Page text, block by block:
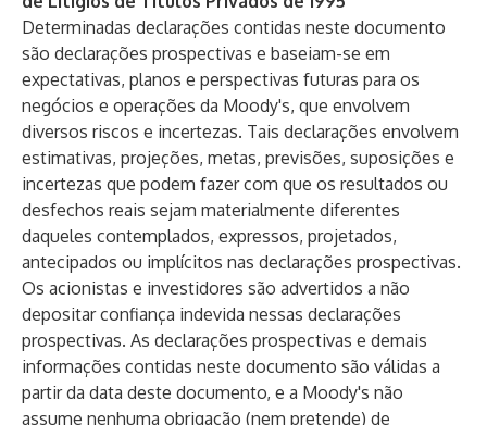
Determinadas declarações contidas neste documento
são declarações prospectivas e baseiam-se em
expectativas, planos e perspectivas futuras para os
negócios e operações da Moody's, que envolvem
diversos riscos e incertezas. Tais declarações envolvem
estimativas, projeções, metas, previsões, suposições e
incertezas que podem fazer com que os resultados ou
desfechos reais sejam materialmente diferentes
daqueles contemplados, expressos, projetados,
antecipados ou implícitos nas declarações prospectivas.
Os acionistas e investidores são advertidos a não
depositar confiança indevida nessas declarações
prospectivas. As declarações prospectivas e demais
informações contidas neste documento são válidas a
partir da data deste documento, e a Moody's não
assume nenhuma obrigação (nem pretende) de